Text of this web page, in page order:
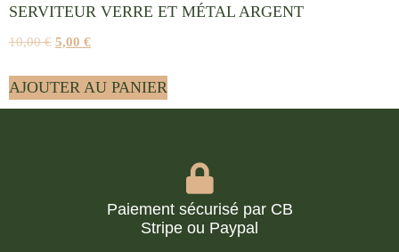
SERVITEUR VERRE ET MÉTAL ARGENT
10,00€ 5,00 €
AJOUTER AU PANIER
Paiement sécurisé par CB
Stripe ou Paypal